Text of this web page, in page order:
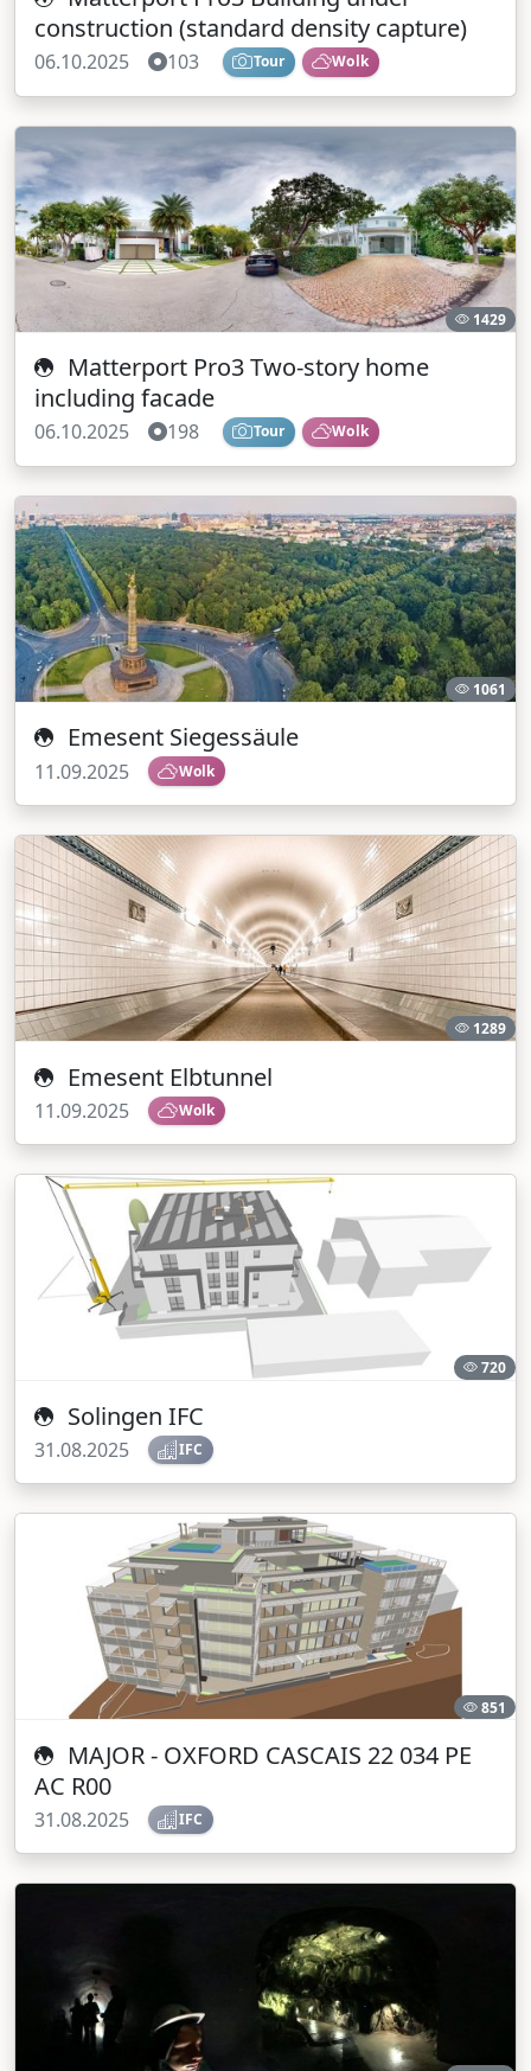
construction (standard density capture)
06.10.2025 103 Tour Wolk
1429
Matterport Pro3 Two-story home
including facade
06.10.2025 198 Tour Wolk
1061
Emesent Siegessäule
11.09.2025 Wolk
1289
Emesent Elbtunnel
11.09.2025 Wolk
720
Solingen IFC
31.08.2025 IFC
851
MAJOR - OXFORD CASCAIS 22 034 PE
AC R00
31.08.2025 IFC